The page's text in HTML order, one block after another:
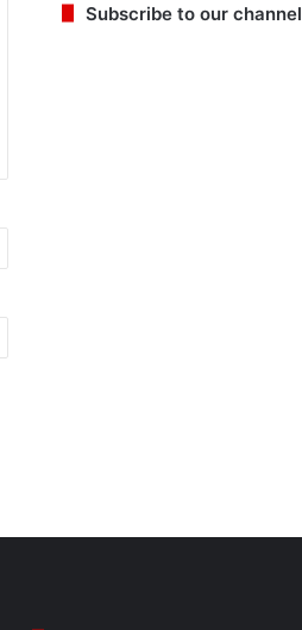
Subscribe to our channel